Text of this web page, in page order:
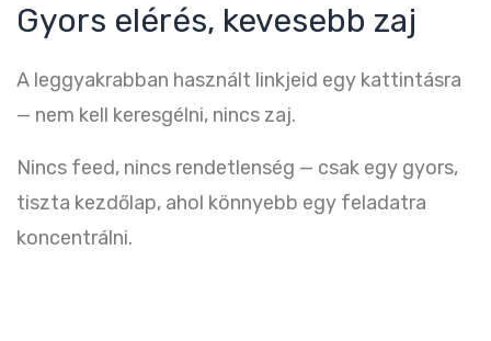
Gyors elérés, kevesebb zaj
A leggyakrabban használt linkjeid egy kattintásra
— nem kell keresgélni, nincs zaj.
Nincs feed, nincs rendetlenség — csak egy gyors,
tiszta kezdőlap, ahol könnyebb egy feladatra
koncentrálni.